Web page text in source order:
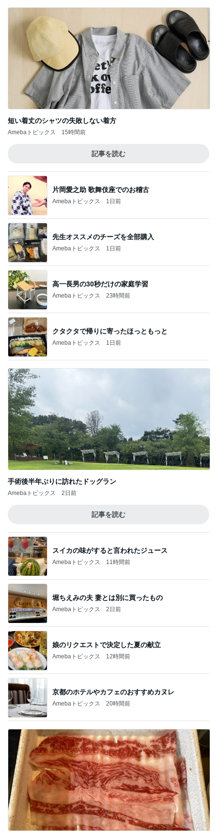
短い着丈のシャツの失敗しない着方
Amebaトピックス 15時間前
記事を読む
片岡愛之助 歌舞伎座でのお稽古
Amebaトピックス 1日前
先生オススメのチーズを全部購入
Amebaトピックス 1日前
高一長男の30秒だけの家庭学習
Amebaトピックス 23時間前
クタクタで帰りに寄ったほっともっと
Amebaトピックス 1日前
手術後半年ぶりに訪れたドッグラン
Amebaトピックス 2日前
記事を読む
スイカの味がすると言われたジュース
Amebaトピックス 11時間前
堀ちえみの夫 妻とは別に買ったもの
Amebaトピックス 2日前
娘のリクエストで決定した夏の献立
Amebaトピックス 12時間前
京都のホテルやカフェのおすすめカヌレ
Amebaトピックス 20時間前